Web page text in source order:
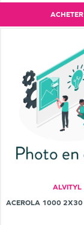
ACHETER
ALVITYL
ACEROLA 1000 2X30